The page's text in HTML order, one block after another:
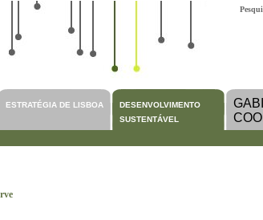
ESTRATÉGIA DE LISBOA
DESENVOLVIMENTO
SUSTENTÁVEL